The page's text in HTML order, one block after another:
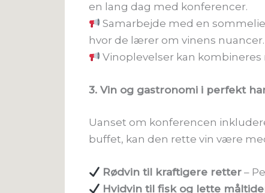
en lang dag med konferencer.
Samarbejde med en
hvor de lærer om vinens nuancer.
Vinoplevelser kan
3. Vin og gastronomi i perfekt
Uanset om konferencen
buffet, kan den rette vin være
Rødvin til kraftigere retter –
Hvidvin til fisk og lette